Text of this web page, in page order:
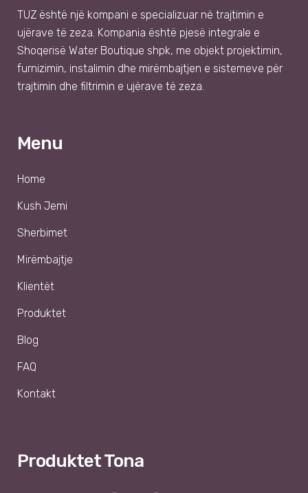
TUZ është një kompani e specializuar në trajtimin e
ujërave të zeza. Kompania është pjesë integrale e
Shoqerisë Water Boutique shpk, me objekt projektimin,
furnizimin, instalimin dhe mirëmbajtjen e sistemeve për
trajtimin dhe filtrimin e ujërave të zeza.
Menu
Home
Kush Jemi
Sherbimet
Mirëmbajtje
Klientët
Produktet
Blog
FAQ
Kontakt
Produktet Tona